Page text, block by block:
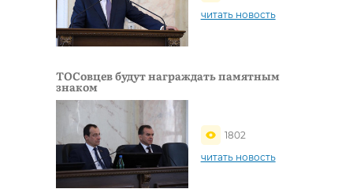
читать новость
ТОСовцев будут награждать памятным
знаком
1802
читать новость